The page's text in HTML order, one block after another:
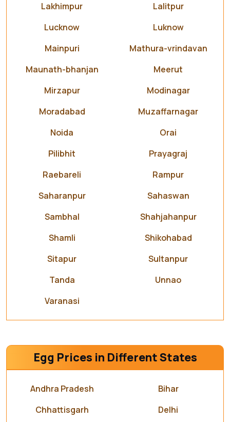
Lakhimpur
Lalitpur
Lucknow
Luknow
Mainpuri
Mathura-vrindavan
Maunath-bhanjan
Meerut
Mirzapur
Modinagar
Moradabad
Muzaffarnagar
Noida
Orai
Pilibhit
Prayagraj
Raebareli
Rampur
Saharanpur
Sahaswan
Sambhal
Shahjahanpur
Shamli
Shikohabad
Sitapur
Sultanpur
Tanda
Unnao
Varanasi
Egg Prices in Different States
Andhra Pradesh
Bihar
Chhattisgarh
Delhi